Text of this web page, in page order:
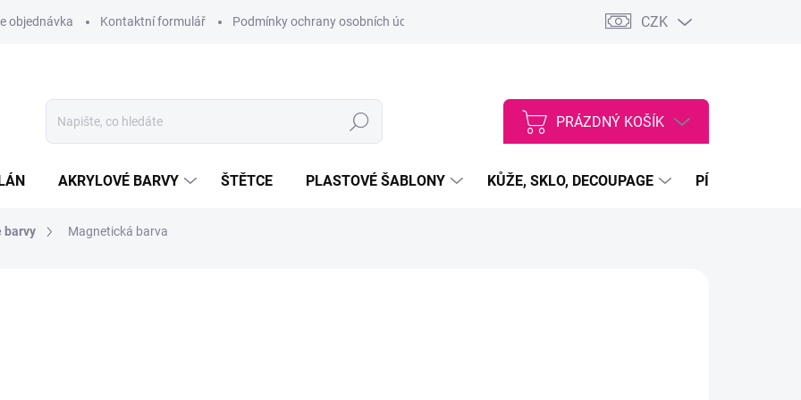
objednávka Kontaktní formulář Podmínky ochrany osobních údajů VŠEOBECNÉ OBCHODNÍ PODMÍNKY Vstup do
CZK
Hledat
NÁKUPNÍ
KOŠÍK
PRÁZDNÝ KOŠÍK
AKRYLOVÉ BARVY ŠTĚTCE PLASTOVÉ ŠABLONY KŮŽE, SKLO, DECOUPAGE PÍSKY,
barvy Magnetická barva